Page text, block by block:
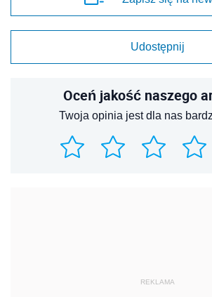
Udostępnij
Oceń jakość naszego
Twoja opinia jest dla nas
REKLAMA